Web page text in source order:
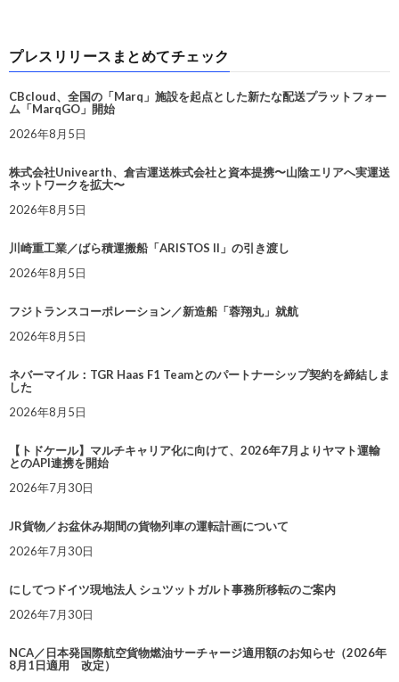
プレスリリースまとめてチェック
CBcloud、全国の「Marq」施設を起点とした新たな配送プラットフォー
ム「MarqGO」開始
2026年8月5日
株式会社Univearth、倉吉運送株式会社と資本提携〜山陰エリアへ実運送
ネットワークを拡大〜
2026年8月5日
川崎重工業／ばら積運搬船「ARISTOS II」の引き渡し
2026年8月5日
フジトランスコーポレーション／新造船「蓉翔丸」就航
2026年8月5日
ネバーマイル：TGR Haas F1 Teamとのパートナーシップ契約を締結しま
した
2026年8月5日
【トドケール】マルチキャリア化に向けて、2026年7月よりヤマト運輸
とのAPI連携を開始
2026年7月30日
JR貨物／お盆休み期間の貨物列車の運転計画について
2026年7月30日
にしてつドイツ現地法人 シュツットガルト事務所移転のご案内
2026年7月30日
NCA／日本発国際航空貨物燃油サーチャージ適用額のお知らせ（2026年
8月1日適用 改定）